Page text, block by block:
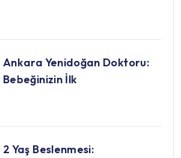
Ankara Yenidoğan Doktoru:
Bebeğinizin İlk
2 Yaş Beslenmesi: